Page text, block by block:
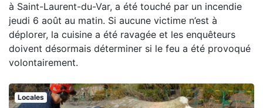
à Saint-Laurent-du-Var, a été touché par un incendie
jeudi 6 août au matin. Si aucune victime n’est à
déplorer, la cuisine a été ravagée et les enquêteurs
doivent désormais déterminer si le feu a été provoqué
volontairement.
Locales